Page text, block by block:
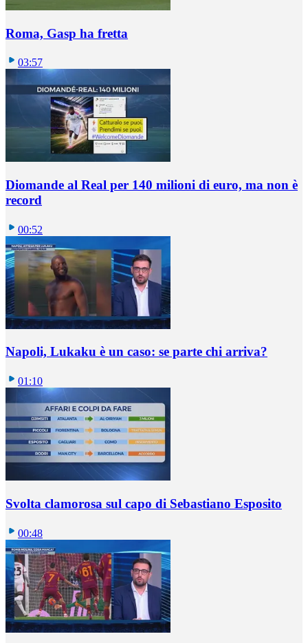
Roma, Gasp ha fretta
03:57
Diomande al Real per 140 milioni di euro, ma non è
record
00:52
Napoli, Lukaku è un caso: se parte chi arriva?
01:10
Svolta clamorosa sul capo di Sebastiano Esposito
00:48